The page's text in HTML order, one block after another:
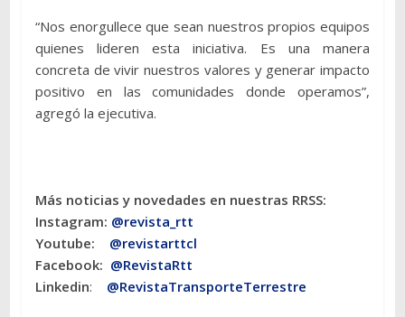
“Nos enorgullece que sean nuestros propios equipos
quienes lideren esta iniciativa. Es una manera
concreta de vivir nuestros valores y generar impacto
positivo en las comunidades donde operamos”,
agregó la ejecutiva.
Más noticias y novedades en nuestras RRSS:
Instagram: @revista_rtt
Youtube: @revistarttcl
Facebook: @RevistaRtt
Linkedin: @RevistaTransporteTerrestre